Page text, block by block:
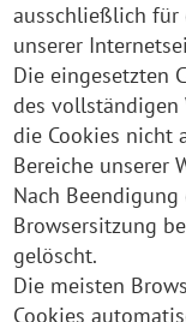
ausschließlich für
unserer
Die eingesetzten
des vollständigen
die Cookies nicht
Bereiche unserer
Nach
Browsersitzung
gelöscht.
Die meisten
Cookies